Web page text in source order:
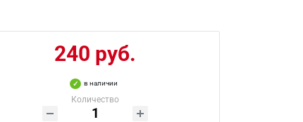
240 руб.
в наличии
Количество